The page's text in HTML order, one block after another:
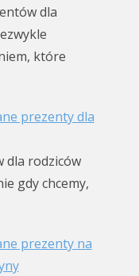
dla
które
prezenty dla
dla rodziców
gdy chcemy,
prezenty na